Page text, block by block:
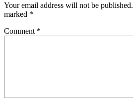
Your email address will not be published.
marked *
Comment *